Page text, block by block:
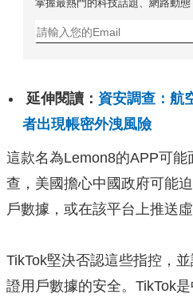
掌握最熱門的科技話題、網路動態
延伸閱讀： 資安調查：航
者出現帳密外洩風險
這款名為Lemon8的APP可能
查，美國擔心中國政府可能
戶數據，或在該平台上推送虛
TikTok堅決否認這些指控，
證用戶數據的安全。TikTok